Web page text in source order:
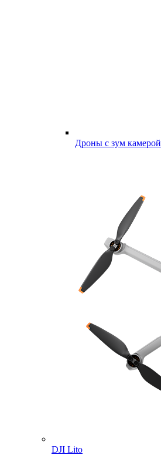
Дроны с зум камерой
DJI Lito